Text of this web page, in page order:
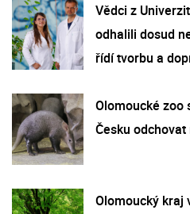
Vědci z
odhalili dosud
řídí tvorbu a
Olomoucké zoo
Česku odchovat
Olomoucký kraj